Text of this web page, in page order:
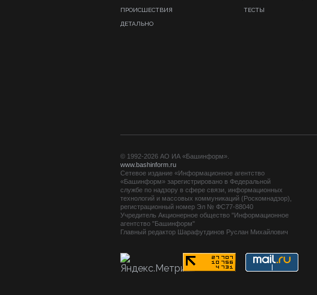
ПРОИСШЕСТВИЯ
ДЕТАЛЬНО
ТЕСТЫ
© 1992-2026 АО ИА «Башинформ».
www.bashinform.ru
Сетевое издание «Информационное агентство
«Башинформ» зарегистрировано в Федеральной
службе по надзору в сфере связи, информационных
технологий и массовых коммуникаций (Роскомнадзор),
регистрационный номер Эл № ФС77-88040
Учредитель Акционерное общество "Информационное
агентство "Башинформ"
Главный редактор Шарафутдинов Руслан Михайлович